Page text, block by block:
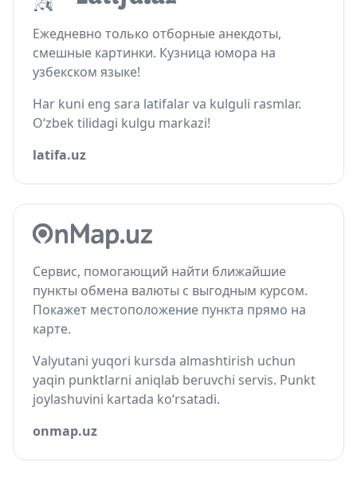
Ежедневно только отборные анекдоты,
смешные картинки. Кузница юмора на
узбекском языке!
Har kuni eng sara latifalar va kulguli rasmlar.
O‘zbek tilidagi kulgu markazi!
latifa.uz
Сервис, помогающий найти ближайшие
пункты обмена валюты с выгодным курсом.
Покажет местоположение пункта прямо на
карте.
Valyutani yuqori kursda almashtirish uchun
yaqin punktlarni aniqlab beruvchi servis. Punkt
joylashuvini kartada ko‘rsatadi.
onmap.uz